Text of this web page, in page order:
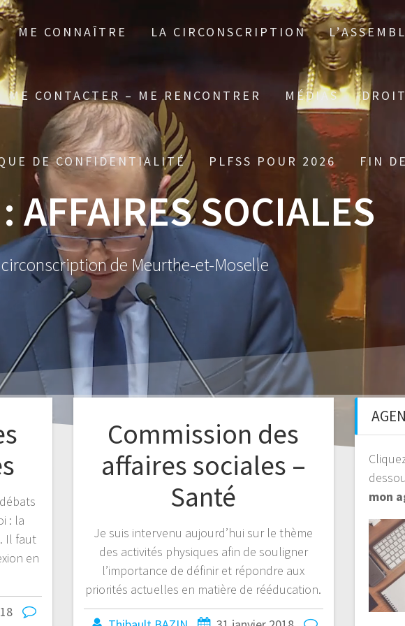
ME CONNAÎTRE LA CIRCONSCRIPTION
ME CONTACTER – ME RENCONTRER MÉDIAS
DE CONFIDENTIALITÉ PLFSS POUR 2026 FIN
:AFFAIRES SOCIALES
de Meurthe-et-Moselle
: la
Il faut
en
Commission des
affaires sociales –
Santé
Je suis intervenu aujourd’hui sur le thème
des activités physiques afin de souligner
l’importance de définir et répondre aux
priorités actuelles en matière de rééducation.
mon